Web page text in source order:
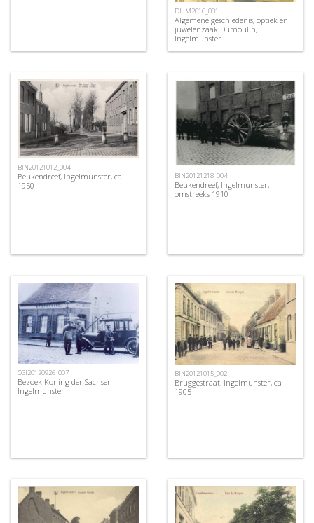
DUM2016_001
Algemene geschiedenis, optiek en
juwelenzaak Dumoulin,
Ingelmunster
BIN20121012_004
Beukendreef, Ingelmunster, ca
1950
BIN20121218_004
Beukendreef, Ingelmunster,
omstreeks 1910
CGI20120926_007
Bezoek Koning der Sachsen
Ingelmunster
BIN20121015_002
Bruggestraat, Ingelmunster, ca
1905